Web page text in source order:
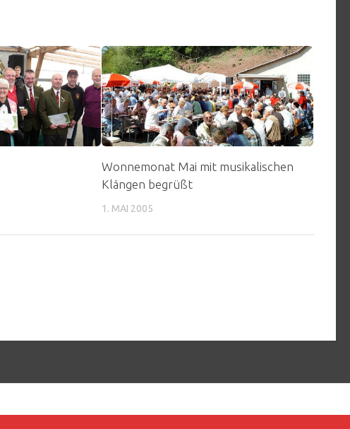
Wonnemonat Mai mit musikalischen
Klängen begrüßt
1. MAI 2005